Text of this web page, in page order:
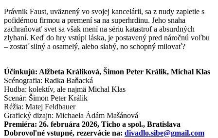
Právnik Faust, uväznený vo svojej kancelárii, sa z nudy zapletie s
pofidérnou firmou a premení sa na superhrdinu. Jeho snaha
zachraňovať svet sa však mení na sériu katastrof a absurdných
zlyhaní. Keď do hry vstúpi láska, je postavený pred náročnú voľbu
– zostať silný a osamelý, alebo slabý, no schopný milovať?
Účinkujú: Alžbeta Králiková, Šimon Peter Králik, Michal Klas
Scénografia: Radka Baňacká
Hudba: kolektív, ale najmä Michal Klas
Scenár: Šimon Peter Králik
Réžia: Matej Feldbauer
Grafický dizajn: Michaela Ádám Mašánová
Premiéra: 26. februára 2026, Ticho a spol., Bratislava
Dobrovoľné vstupné, rezervácie na: divadlo.sibe@gmail.com